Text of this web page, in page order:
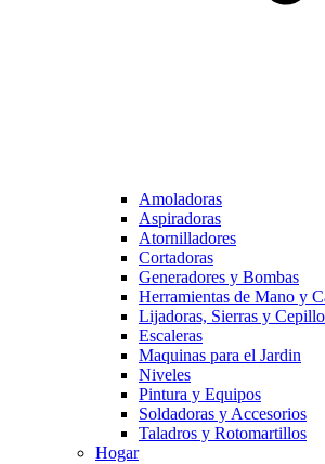
Amoladoras
Aspiradoras
Atornilladores
Cortadoras
Generadores y Bombas
Herramientas de Mano y
Lijadoras, Sierras y
Escaleras
Maquinas para el Jardin
Niveles
Pintura y Equipos
Soldadoras y Accesorios
Taladros y Rotomartillos
Hogar